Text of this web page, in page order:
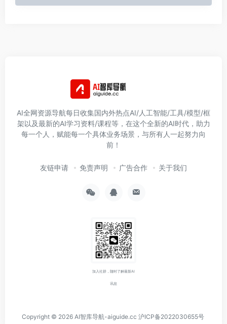
AI全网资源导航每日收集国内外热点AI/人工智能/工具/模型/框
架以及最新的AI学习资料/课程等，在这个全新的AI时代，助力
每一个人，赋能每一个具体业务场景，与所有人一起努力向
前！
友链申请 免责声明 广告合作 关于我们
加入社群，随时了解最新AI
讯息
Copyright © 2026 AI智库导航-aiguide.cc 沪ICP备2022030655号